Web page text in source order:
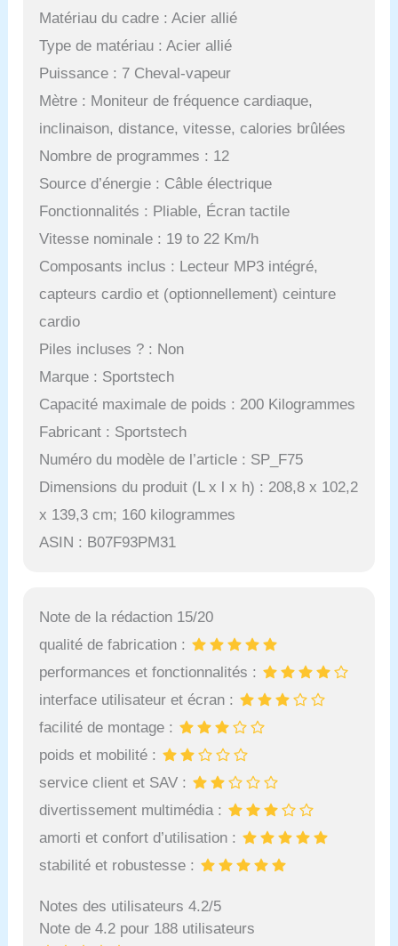
Matériau du cadre : Acier allié
Type de matériau : Acier allié
Puissance : 7 Cheval-vapeur
Mètre : Moniteur de fréquence cardiaque,
inclinaison, distance, vitesse, calories brûlées
Nombre de programmes : 12
Source d’énergie : Câble électrique
Fonctionnalités : Pliable, Écran tactile
Vitesse nominale : 19 to 22 Km/h
Composants inclus : Lecteur MP3 intégré,
capteurs cardio et (optionnellement) ceinture
cardio
Piles incluses ? : Non
Marque : Sportstech
Capacité maximale de poids : 200 Kilogrammes
Fabricant : Sportstech
Numéro du modèle de l’article : SP_F75
Dimensions du produit (L x l x h) : 208,8 x 102,2
x 139,3 cm; 160 kilogrammes
ASIN : B07F93PM31
Note de la rédaction 15/20
qualité de fabrication :
performances et fonctionnalités :
interface utilisateur et écran :
facilité de montage :
poids et mobilité :
service client et SAV :
divertissement multimédia :
amorti et confort d’utilisation :
stabilité et robustesse :
Notes des utilisateurs 4.2/5
Note de 4.2 pour 188 utilisateurs